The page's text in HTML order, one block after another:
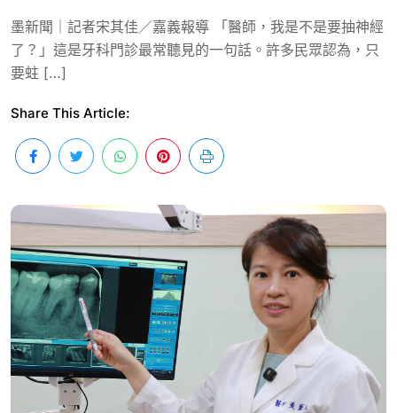
墨新聞｜記者宋其佳／嘉義報導 「醫師，我是不是要抽神經
了？」這是牙科門診最常聽見的一句話。許多民眾認為，只
要蛀 […]
Share This Article: